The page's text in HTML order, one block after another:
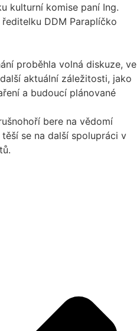
kulturní komise paní Ing.
DDM Paraplíčko
proběhla volná diskuze, ve
aktuální záležitosti, jako
a budoucí plánované
bere na vědomí
se na další spolupráci v